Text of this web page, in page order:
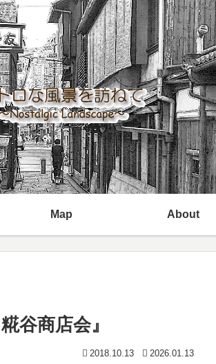
Map About
谷商店会』
2018.10.13 2026.01.13